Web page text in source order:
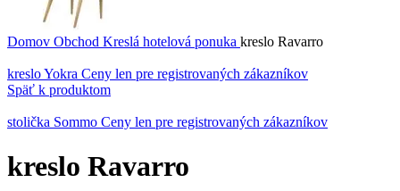
Domov Obchod Kreslá hotelová ponuka kreslo Ravarro
kreslo Yokra Ceny len pre registrovaných zákazníkov
Späť k produktom
stolička Sommo Ceny len pre registrovaných zákazníkov
kreslo Ravarro